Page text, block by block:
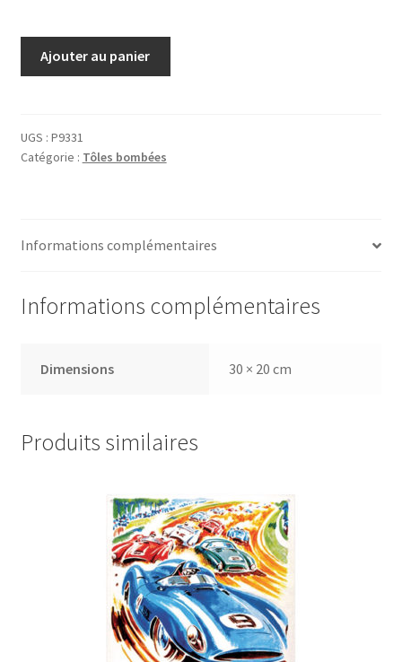
Legends
of
Ajouter au panier
UGS : P9331
Catégorie : Tôles bombées
Informations complémentaires
Informations complémentaires
Dimensions 30 × 20 cm
Produits similaires